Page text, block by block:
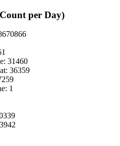
per Day)
31460
36359
1